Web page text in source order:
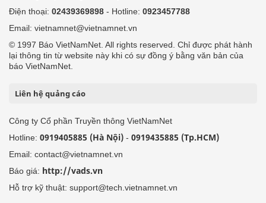
Điện thoại: 02439369898 - Hotline: 0923457788
Email: vietnamnet@vietnamnet.vn
© 1997 Báo VietNamNet. All rights reserved. Chỉ được phát hành
lại thông tin từ website này khi có sự đồng ý bằng văn bản của
báo VietNamNet.
Liên hệ quảng cáo
Công ty Cổ phần Truyền thông VietNamNet
Hotline: 0919405885 (Hà Nội) - 0919435885 (Tp.HCM)
Email: contact@vietnamnet.vn
Báo giá: http://vads.vn
Hỗ trợ kỹ thuật: support@tech.vietnamnet.vn